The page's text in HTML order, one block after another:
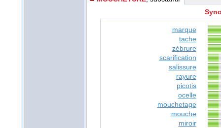
marque
tache
zébrure
scarification
salissure
rayure
picotis
ocelle
mouchetage
mouche
miroir